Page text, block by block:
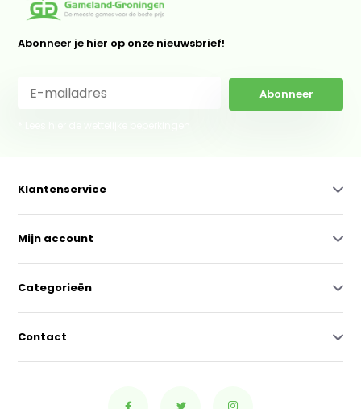
Abonneer je hier op onze nieuwsbrief!
Abonneer
Klantenservice
Mijn account
Categorieën
Contact